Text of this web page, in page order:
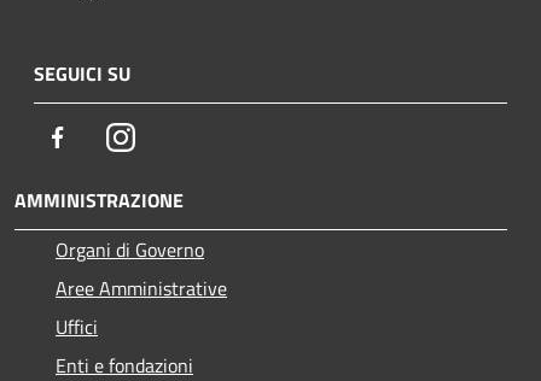
SEGUICI SU
FacebookInstagram
AMMINISTRAZIONE
Organi di Governo
Aree Amministrative
Uffici
Enti e fondazioni